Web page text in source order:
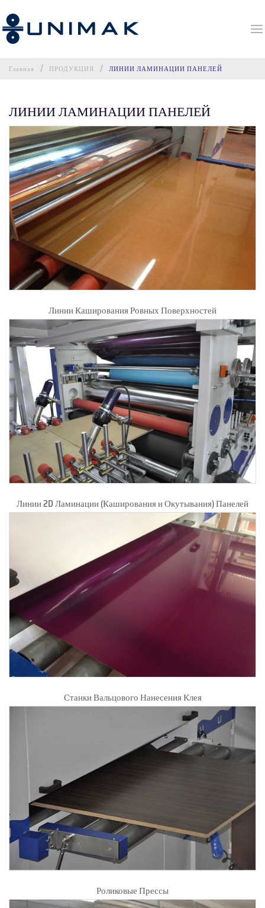
Главная ПРОДУКЦИЯ ЛИНИИ ЛАМИНАЦИИ ПАНЕЛЕЙ
ЛИНИИ ЛАМИНАЦИИ ПАНЕЛЕЙ
Линии Каширования Ровных Поверхностей
Линии 2D Ламинации (Каширования и Окутывания) Панелей
Станки Вальцового Нанесения Клея
Роликовые Прессы